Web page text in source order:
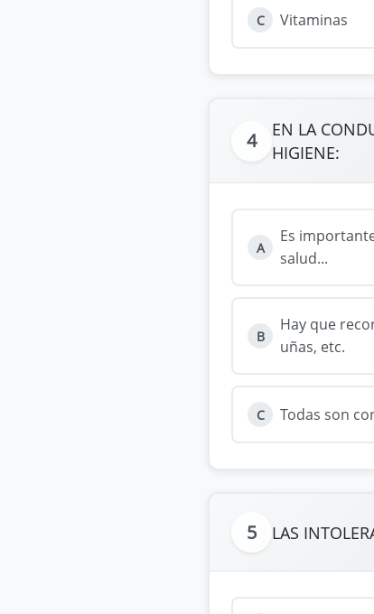
C Vitaminas
4
EN LA
HIGIENE:
A
Es
salud...
B
Hay que
uñas, etc.
C Todas son
5 LAS